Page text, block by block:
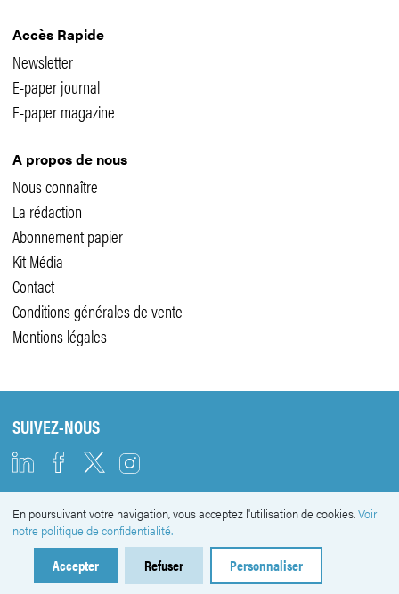
Accès Rapide
Newsletter
E-paper journal
E-paper magazine
A propos de nous
Nous connaître
La rédaction
Abonnement papier
Kit Média
Contact
Conditions générales de vente
Mentions légales
SUIVEZ-NOUS
NEWSLETTER
En poursuivant votre navigation, vous acceptez l'utilisation de cookies.Voir
notre politique de confidentialité.
Accepter Refuser Personnaliser